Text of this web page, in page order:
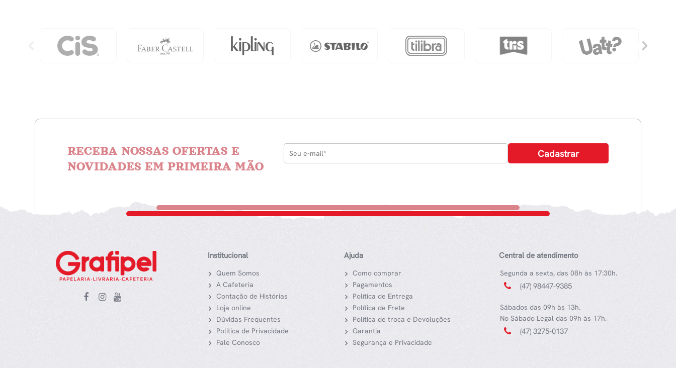
RECEBA NOSSAS OFERTAS E
NOVIDADES EM PRIMEIRA MÃO
Institucional
Quem Somos
A Cafeteria
Contação de Histórias
Loja online
Dúvidas Frequentes
Política de Privacidade
Fale Conosco
Ajuda
Como comprar
Pagamentos
Política de Entrega
Política de Frete
Política de troca e Devoluções
Garantia
Segurança e Privacidade
Central de atendimento
Segunda a sexta, das 08h às 17:30h.
(47) 98447-9385
Sábados das 09h às 13h.
No Sábado Legal das 09h às 17h.
(47) 3275-0137